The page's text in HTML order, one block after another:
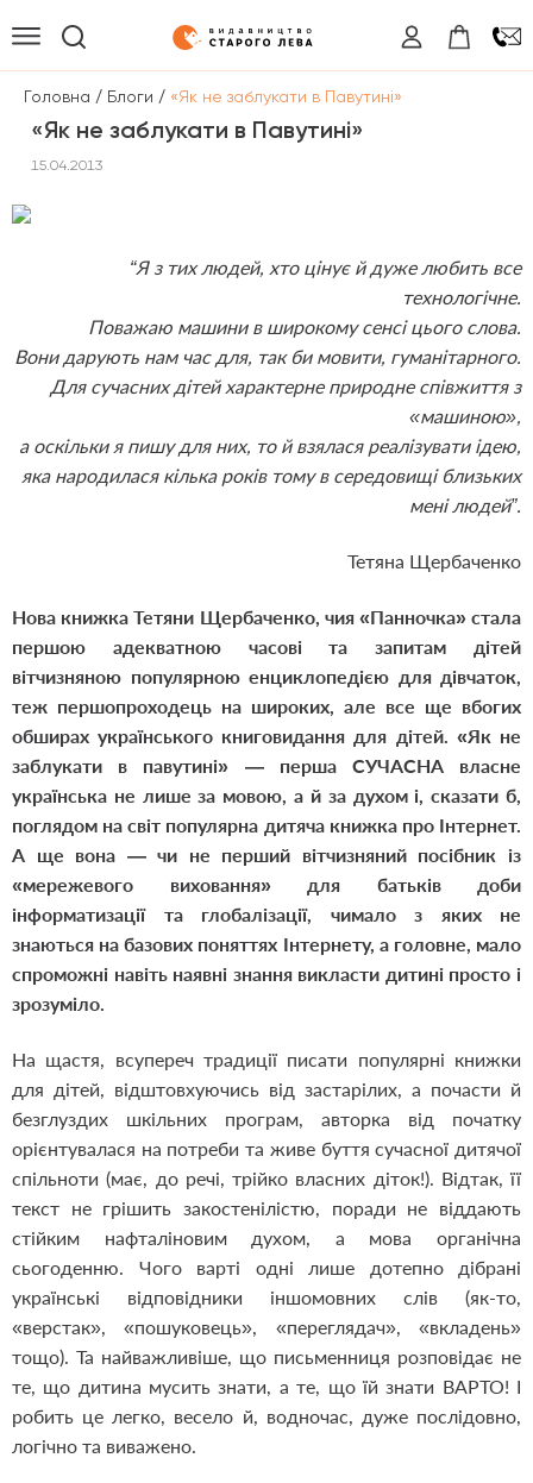
Головна / Блоги / «Як не заблукати в Павутині»
«Як не заблукати в Павутині»
15.04.2013
“Я з тих людей, хто цінує й дуже любить все
технологічне.
Поважаю машини в широкому сенсі цього слова.
Вони дарують нам час для, так би мовити, гуманітарного.
Для сучасних дітей характерне природне співжиття з
«машиною»,
а оскільки я пишу для них, то й взялася реалізувати ідею,
яка народилася кілька років тому в середовищі близьких
мені людей”.
Тетяна Щербаченко
Нова книжка Тетяни Щербаченко, чия «Панночка» стала
першою адекватною часові та запитам дітей
вітчизняною популярною енциклопедією для дівчаток,
теж першопроходець на широких, але все ще вбогих
обширах українського книговидання для дітей. «Як не
заблукати в павутині» — перша СУЧАСНА власне
українська не лише за мовою, а й за духом і, сказати б,
поглядом на світ популярна дитяча книжка про Інтернет.
А ще вона — чи не перший вітчизняний посібник із
«мережевого виховання» для батьків доби
інформатизації та глобалізації, чимало з яких не
знаються на базових поняттях Інтернету, а головне, мало
спроможні навіть наявні знання викласти дитині просто і
зрозуміло.
На щастя, всупереч традиції писати популярні книжки
для дітей, відштовхуючись від застарілих, а почасти й
безглуздих шкільних програм, авторка від початку
орієнтувалася на потреби та живе буття сучасної дитячої
спільноти (має, до речі, трійко власних діток!). Відтак, її
текст не грішить закостенілістю, поради не віддають
стійким нафталіновим духом, а мова органічна
сьогоденню. Чого варті одні лише дотепно дібрані
українські відповідники іншомовних слів (як-то,
«верстак», «пошуковець», «переглядач», «вкладень»
тощо). Та найважливіше, що письменниця розповідає не
те, що дитина мусить знати, а те, що їй знати ВАРТО! І
робить це легко, весело й, водночас, дуже послідовно,
логічно та виважено.